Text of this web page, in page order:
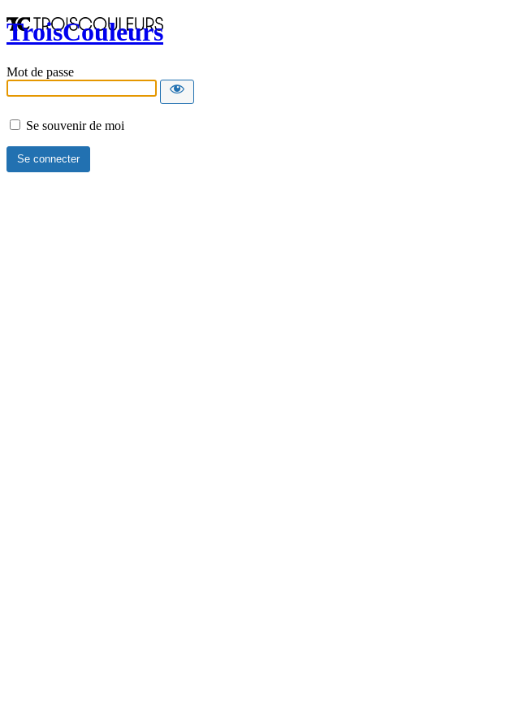
TroisCouleurs
Mot de passe
Se souvenir de moi